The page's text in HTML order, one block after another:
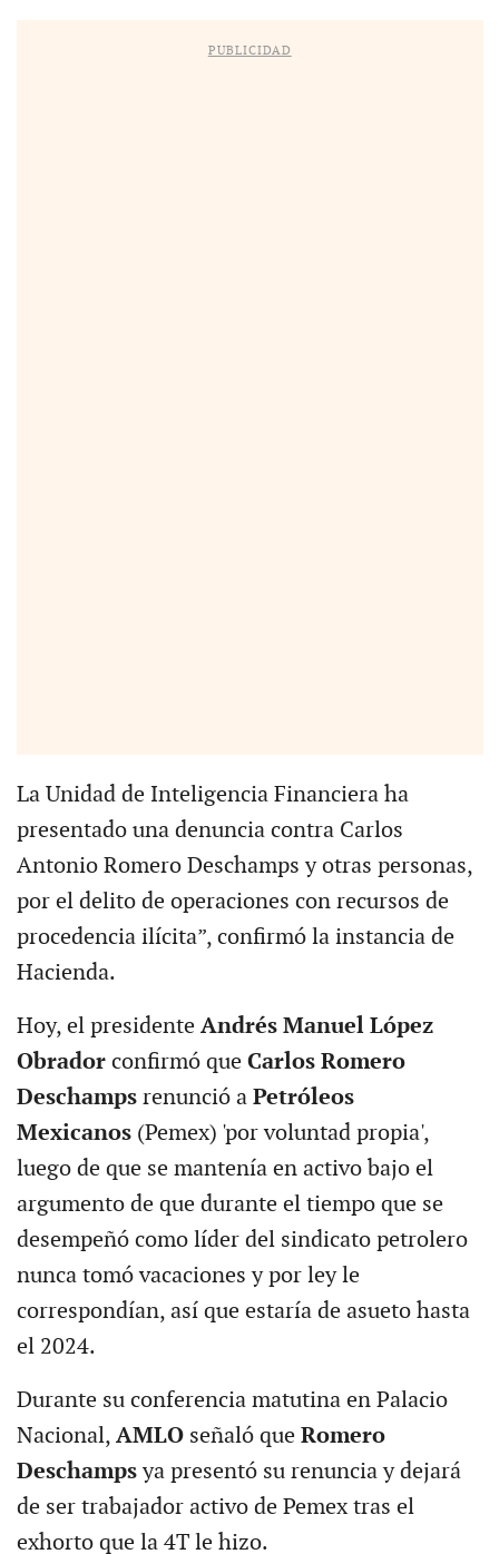
PUBLICIDAD
La Unidad de Inteligencia Financiera ha
presentado una denuncia contra Carlos
Antonio Romero Deschamps y otras personas,
por el delito de operaciones con recursos de
procedencia ilícita”, confirmó la instancia de
Hacienda.
Hoy, el presidente Andrés Manuel López
Obrador confirmó que Carlos Romero
Deschampsrenunció a Petróleos
Mexicanos (Pemex) 'por voluntad propia',
luego de que se mantenía en activo bajo el
argumento de que durante el tiempo que se
desempeñó como líder del sindicato petrolero
nunca tomó vacaciones y por ley le
correspondían, así que estaría de asueto hasta
el 2024.
Durante su conferencia matutina en Palacio
Nacional, AMLO señaló que Romero
Deschampsya presentó su renuncia y dejará
de ser trabajador activo de Pemex tras el
exhorto que la 4T le hizo.